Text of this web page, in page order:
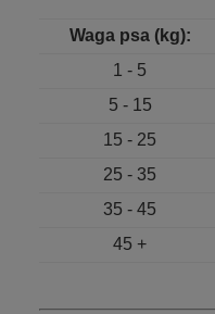
Waga psa (kg):
1 - 5
5 - 15
15 - 25
25 - 35
35 - 45
45 +